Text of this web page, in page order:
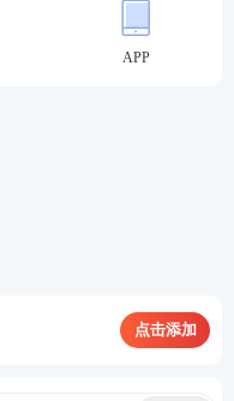
识体系，核心考点高
初级基础上的深度拓
APP
点击添加